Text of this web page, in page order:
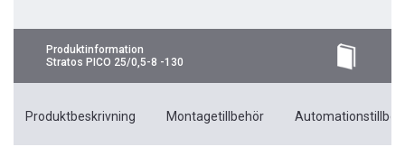
Produktinformation
Stratos PICO 25/0,5-8 -130
Produktbeskrivning Montagetillbehör